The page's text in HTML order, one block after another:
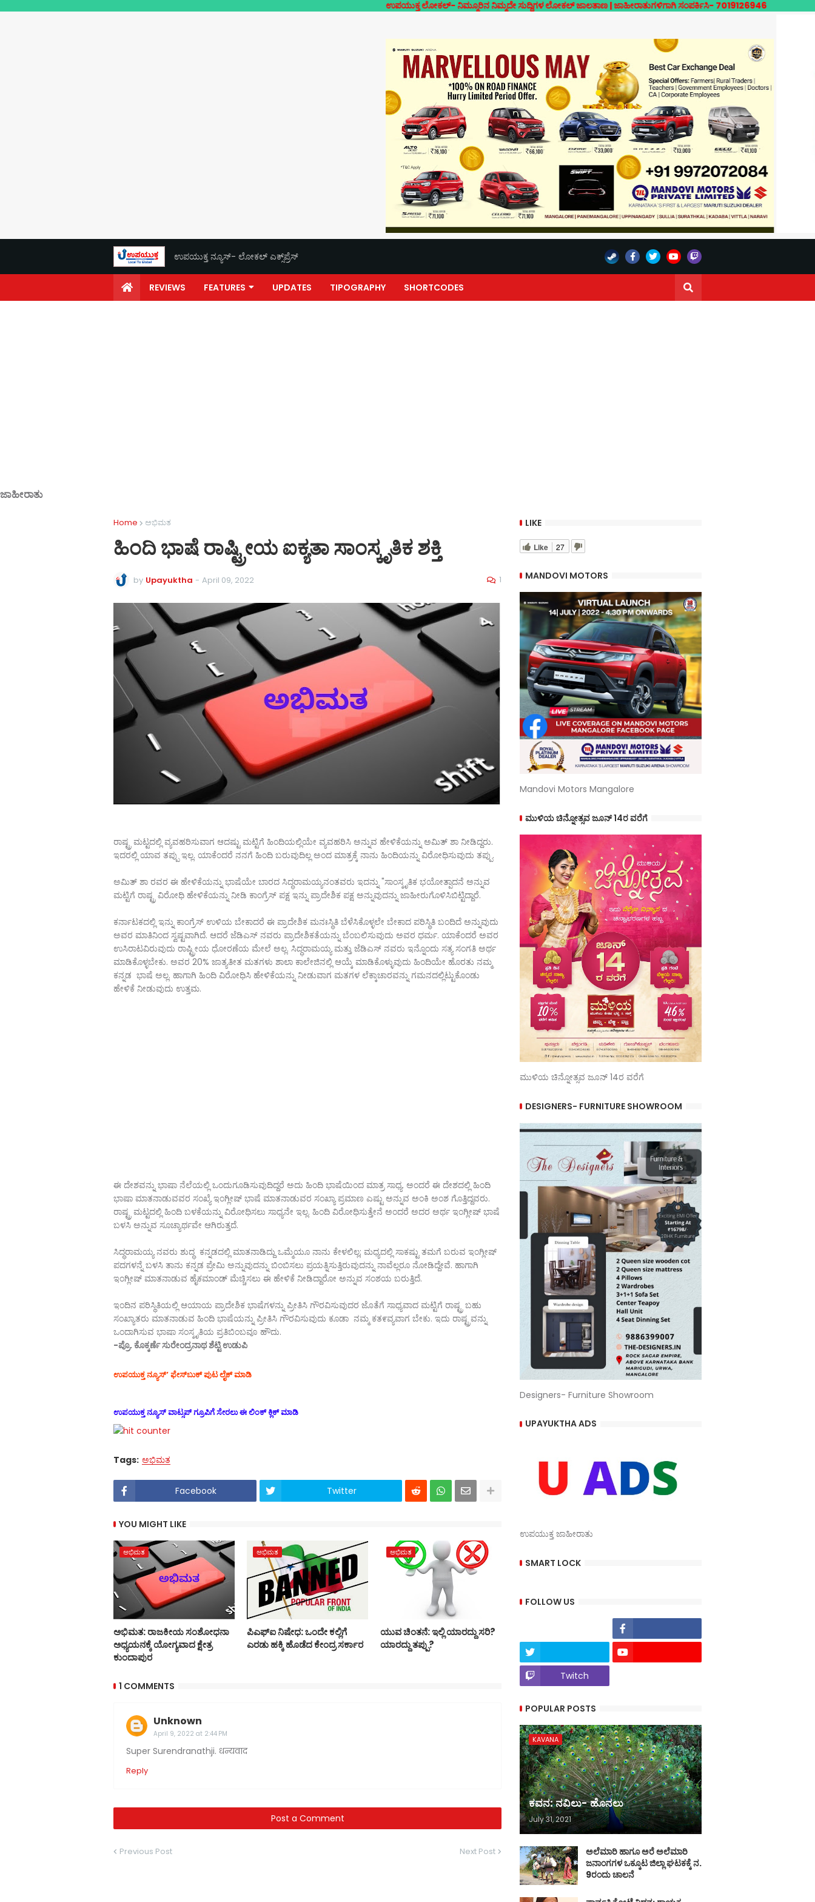
ಉಪಯುಕ್ತ ಲೋಕಲ್- ನಿಮ್ಮೂರಿನ ನಿಮ್ಮದೇ ಸುದ್ದಿಗಳ ಲೋಕಲ್ ಜಾಲತಾಣ | ಜಾಹೀರಾತುಗಳಿಗಾಗಿ ಸಂಪರ್ಕಿಸಿ- 7019126946
ಉಪಯುಕ್ತ ನ್ಯೂಸ್- ಲೋಕಲ್ ಎಕ್ಸ್‌ಪ್ರೆಸ್‌
REVIEWS FEATURES UPDATES TIPOGRAPHY SHORTCODES
ಜಾಹೀರಾತು
Home ಅಭಿಮತ
ಹಿಂದಿ ಭಾಷೆ ರಾಷ್ಟ್ರೀಯ ಐಕ್ಯತಾ ಸಾಂಸ್ಕೃತಿಕ ಶಕ್ತಿ
by Upayuktha - April 09, 2022 1
ರಾಷ್ಟ್ರ ಮಟ್ಟದಲ್ಲಿ ವ್ಯವಹರಿಸುವಾಗ ಆದಷ್ಟು ಮಟ್ಟಿಗೆ ಹಿಂದಿಯಲ್ಲಿಯೇ ವ್ಯವಹರಿಸಿ ಅನ್ನುವ ಹೇಳಿಕೆಯನ್ನು ಅಮಿತ್ ಶಾ ನೀಡಿದ್ದರು.
ಇದರಲ್ಲಿ ಯಾವ ತಪ್ಪು ಇಲ್ಲ. ಯಾಕೆಂದರೆ ನನಗೆ ಹಿಂದಿ ಬರುವುದಿಲ್ಲ ಅಂದ ಮಾತ್ರಕ್ಕೆ ನಾನು ಹಿಂದಿಯನ್ನು ವಿರೇೂಧಿಸುವುದು ತಪ್ಪು.
ಅಮಿತ್ ಶಾ ರವರ ಈ ಹೇಳಿಕೆಯನ್ನು ಭಾಷೆಯೇ ಬಾರದ ಸಿದ್ಧರಾಮಯ್ಯನಂತವರು ಇದನ್ನು "ಸಾಂಸ್ಕೃತಿಕ ಭಯೇೂತ್ಪಾದನೆ ಅನ್ನುವ
ಮಟ್ಟಿಗೆ ರಾಷ್ಟ್ರ ವಿರೇೂಧಿ ಹೇಳಿಕೆಯನ್ನು ನೀಡಿ ಕಾಂಗ್ರೆಸ್ ಪಕ್ಷ ಇನ್ನು ಪ್ರಾದೇಶಿಕ ಪಕ್ಷ ಅನ್ನುವುದನ್ನು ಜಾಹೀರುಗೊಳಿಸಿಬಿಟ್ಟಿದ್ದಾರೆ.
ಕರ್ನಾಟಕದಲ್ಲಿ ಇನ್ನು ಕಾಂಗ್ರೆಸ್ ಉಳಿಯ ಬೇಕಾದರೆ ಈ ಪ್ರಾದೇಶಿಕ ಮನಃಸ್ಥಿತಿ ಬೆಳೆಸಿಕೊಳ್ಳಲೇ ಬೇಕಾದ ಪರಿಸ್ಥಿತಿ ಬಂದಿದೆ ಅನ್ನುವುದು
ಅವರ ಮಾತಿನಿಂದ ಸ್ವಷ್ಟವಾಗಿದೆ. ಆದರೆ ಜೆಡಿಎಸ್ ನವರು ಪ್ರಾದೇಶಿಕತೆಯನ್ನು ಬೆಂಬಲಿಸುವುದು ಅವರ ಧರ್ಮ. ಯಾಕೆಂದರೆ ಅವರ
ಉಸಿರಾಟವಿರುವುದು ರಾಷ್ಟ್ರೀಯ ಧೇೂರಣೆಯ ಮೇಲೆ ಅಲ್ಲ. ಸಿದ್ಧರಾಮಯ್ಯ ಮತ್ತು ಜೆಡಿಎಸ್ ನವರು ಇನ್ನೊಂದು ಸತ್ಯ ಸಂಗತಿ ಅರ್ಥ
ಮಾಡಿಕೊಳ್ಳಬೇಕು. ಅವರ 20% ಜಾತ್ಯತೀತ ಮತಗಳು ಶಾಲಾ ಕಾಲೇಜಿನಲ್ಲಿ ಆಯ್ಕೆ ಮಾಡಿಕೊಳ್ಳುವುದು ಹಿಂದಿಯೇ ಹೊರತು ನಮ್ಮ
ಕನ್ನಡ ಭಾಷೆ ಅಲ್ಲ. ಹಾಗಾಗಿ ಹಿಂದಿ ವಿರೇೂಧಿಸಿ ಹೇಳಿಕೆಯನ್ನು ನೀಡುವಾಗ ಮತಗಳ ಲೆಕ್ಕಾಚಾರವನ್ನು ಗಮನದಲ್ಲಿಟ್ಟುಕೊಂಡು
ಹೇಳಿಕೆ ನೀಡುವುದು ಉತ್ತಮ.
ಈ ದೇಶವನ್ನು ಭಾಷಾ ನೆಲೆಯಲ್ಲಿ ಒಂದುಗೂಡಿಸುವುದಿದ್ದರೆ ಅದು ಹಿಂದಿ ಭಾಷೆಯಿಂದ ಮಾತ್ರ ಸಾಧ್ಯ. ಅಂದರೆ ಈ ದೇಶದಲ್ಲಿ ಹಿಂದಿ
ಭಾಷಾ ಮಾತನಾಡುವವರ ಸಂಖ್ಯೆ ಇಂಗ್ಲೀಷ್ ಭಾಷೆ ಮಾತನಾಡುವರ ಸಂಖ್ಯಾ ಪ್ರಮಾಣ ಎಷ್ಟು ಅನ್ನುವ ಅಂಕಿ ಅಂಶ ಗೊತ್ತಿದ್ದವರು.
ರಾಷ್ಟ್ರ ಮಟ್ಟದಲ್ಲಿ ಹಿಂದಿ ಬಳಕೆಯನ್ನು ವಿರೇೂಧಿಸಲು ಸಾಧ್ಯನೇ ಇಲ್ಲ. ಹಿಂದಿ ವಿರೇೂಧಿಸುತ್ತೇನೆ ಅಂದರೆ ಅದರ ಅರ್ಥ ಇಂಗ್ಲೀಷ್ ಭಾಷೆ
ಬಳಸಿ ಅನ್ನುವ ಸೂಚ್ಯಾರ್ಥವೇ ಆಗಿರುತ್ತದೆ.
ಸಿದ್ಧರಾಮಯ್ಯ ನವರು ಶುದ್ಧ ಕನ್ನಡದಲ್ಲಿ ಮಾತನಾಡಿದ್ದು ಒಮ್ಮೆಯೂ ನಾನು ಕೇಳಲಿಲ್ಲ; ಮಧ್ಯದಲ್ಲಿ ಸಾಕಷ್ಟು ತಮಗೆ ಬರುವ ಇಂಗ್ಲೀಷ್
ಪದಗಳನ್ನೆ ಬಳಸಿ ತಾನು ಕನ್ನಡ ಪ್ರೇಮಿ ಅನ್ನುವುದನ್ನು ಬಿಂಬಿಸಲು ಪ್ರಯತ್ನಿಸುತ್ತಿರುವುದನ್ನು ನಾವೆಲ್ಲರೂ ನೇೂಡಿದ್ದೇವೆ. ಹಾಗಾಗಿ
ಇಂಗ್ಲೀಷ್ ಮಾತನಾಡುವ ಹೈಕಮಾಂಡ್ ಮೆಚ್ಚಿಸಲು ಈ ಹೇಳಿಕೆ ನೀಡಿದ್ದಾರೇೂ ಅನ್ನುವ ಸಂಶಯ ಬರುತ್ತಿದೆ.
ಇಂದಿನ ಪರಿಸ್ಥಿತಿಯಲ್ಲಿ ಆಯಾಯ ಪ್ರಾದೇಶಿಕ ಭಾಷೆಗಳನ್ನು ಪ್ರೀತಿಸಿ ಗೌರವಿಸುವುದರ ಜೊತೆಗೆ ಸಾಧ್ಯವಾದ ಮಟ್ಟಿಗೆ ರಾಷ್ಟ್ರ ಬಹು
ಸಂಖ್ಯಾತರು ಮಾತನಾಡುವ ಹಿಂದಿ ಭಾಷೆಯನ್ನು ಪ್ರೀತಿಸಿ ಗೌರವಿಸುವುದು ಕೂಡಾ ನಮ್ಮ ಕತ೯ವ್ಯವಾಗ ಬೇಕು. ಇದು ರಾಷ್ಟ್ರವನ್ನು
ಒಂದಾಗಿಸುವ ಭಾಷಾ ಸಂಸ್ಕೃತಿಯ ಪ್ರತಿಬಿಂಬವೂ ಹೌದು.
-ಪ್ರೊ. ಕೊಕ್ಕರ್ಣೆ ಸುರೇಂದ್ರನಾಥ ಶೆಟ್ಟಿ ಉಡುಪಿ
ಉಪಯುಕ್ತ ನ್ಯೂಸ್‌’ ಫೇಸ್‌ಬುಕ್ ಪುಟ ಲೈಕ್ ಮಾಡಿ
ಉಪಯುಕ್ತ ನ್ಯೂಸ್‌ ವಾಟ್ಸಪ್‌ ಗ್ರೂಪಿಗೆ ಸೇರಲು ಈ ಲಿಂಕ್ ಕ್ಲಿಕ್ ಮಾಡಿ
Tags: ಅಭಿಮತ
Facebook Twitter
YOU MIGHT LIKE
ಅಭಿಮತ
ಅಭಿಮತ: ರಾಜಕೀಯ ಸಂಶೋಧನಾ
ಅಧ್ಯಯನಕ್ಕೆ ಯೇೂಗ್ಯವಾದ ಕ್ಷೇತ್ರ
ಕುಂದಾಪುರ
ಅಭಿಮತ
ಪಿಎಫ್ಐ ನಿಷೇಧ: ಒಂದೇ ಕಲ್ಲಿಗೆ
ಎರಡು ಹಕ್ಕಿ ಹೊಡೆದ ಕೇಂದ್ರ ಸರ್ಕಾರ
ಅಭಿಮತ
ಯುವ ಚಿಂತನೆ: ಇಲ್ಲಿ ಯಾರದ್ದು ಸರಿ?
ಯಾರದ್ದು ತಪ್ಪು?
1 COMMENTS
Unknown
April 9, 2022 at 2:44 PM
Super Surendranathji. धन्यवाद
Reply
Post a Comment
Previous Post Next Post
LIKE
Like 27
MANDOVI MOTORS
Mandovi Motors Mangalore
ಮುಳಿಯ ಚಿನ್ನೋತ್ಸವ ಜೂನ್ 14ರ ವರೆಗೆ
ಮುಳಿಯ ಚಿನ್ನೋತ್ಸವ ಜೂನ್ 14ರ ವರೆಗೆ
DESIGNERS- FURNITURE SHOWROOM
Designers- Furniture Showroom
UPAYUKTHA ADS
ಉಪಯುಕ್ತ ಜಾಹೀರಾತು
SMART LOCK
FOLLOW US
Twitch
POPULAR POSTS
KAVANA
ಕವನ: ನವಿಲು- ಹೊನಲು
July 31, 2021
ಅಲೆಮಾರಿ ಹಾಗೂ ಅರೆ ಅಲೆಮಾರಿ
ಜನಾಂಗಗಳ ಒಕ್ಕೂಟ ಜಿಲ್ಲಾ ಘಟಕಕ್ಕೆ ನ.
9ರಂದು ಚಾಲನೆ